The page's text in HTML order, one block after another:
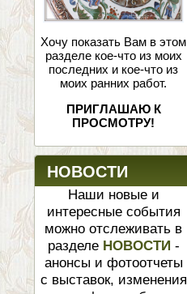
Хочу показать Вам в этом
разделе кое-что из моих
последних и кое-что из
моих ранних работ.
ПРИГЛАШАЮ К
ПРОСМОТРУ!
НОВОСТИ
Наши новые и
интересные события
можно отслеживать в
разделе НОВОСТИ -
анонсы и фотоотчеты
с выставок, изменения